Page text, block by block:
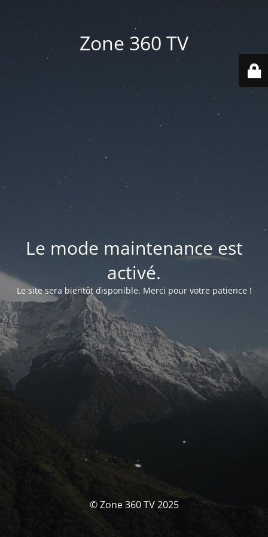
Zone 360 TV
Le mode maintenance est
activé.
Le site sera bientôt disponible. Merci pour votre patience !
© Zone 360 TV 2025